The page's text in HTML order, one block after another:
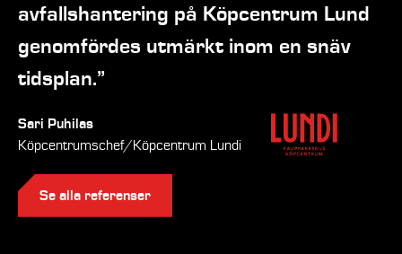
avfallshantering på Köpcentrum Lund
genomfördes utmärkt inom en snäv
tidsplan.”
Sari Puhilas
Köpcentrumschef/Köpcentrum Lundi
Se alla referenser